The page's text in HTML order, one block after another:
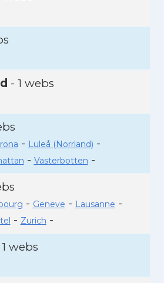
- 1 webs
- Luleå (Norrland) -
- Vasterbotten -
- Geneve - Lausanne -
- Zurich -
webs